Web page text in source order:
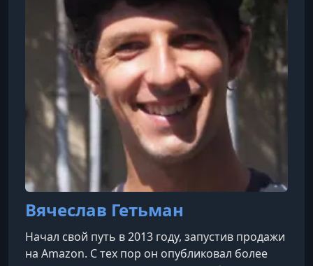
Вячеслав Гетьман
Начал свой путь в 2013 году, запустив продажи
на Amazon. С тех пор он опубликовал более